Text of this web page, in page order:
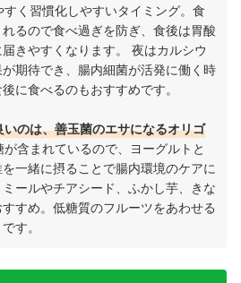
く習慣化しやすいタイミング。食
るので食べ過ぎを防ぎ、食後は胃酸
きやすくなります。 夜はカルシウ
期待でき、腸内細菌が活発に働く時
に食べるのもおすすめです。
のは、善玉菌のエサになるオリゴ
含まれているので、ヨーグルトと
一緒に摂ることで腸内環境のケアに
ールやチアシード、ふかし芋、きな
すめ。低糖質のフルーツをあわせる
す。